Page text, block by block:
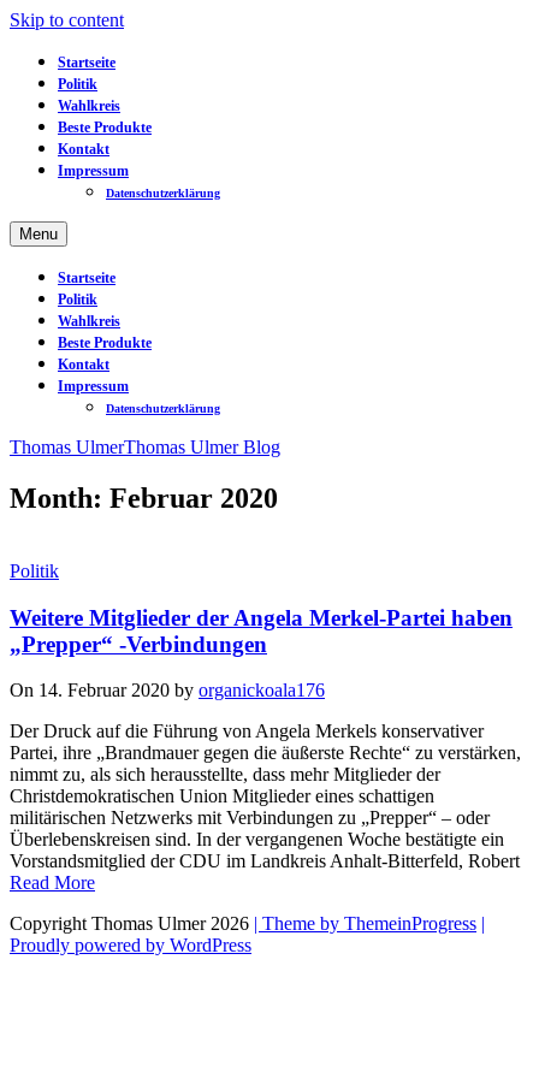
Skip to content
Startseite
Politik
Wahlkreis
Beste Produkte
Kontakt
Impressum
Datenschutzerklärung
Menu
Startseite
Politik
Wahlkreis
Beste Produkte
Kontakt
Impressum
Datenschutzerklärung
Thomas UlmerThomas Ulmer Blog
Month: Februar 2020
Politik
Weitere Mitglieder der Angela Merkel-Partei haben
„Prepper“ -Verbindungen
On 14. Februar 2020 by organickoala176
Der Druck auf die Führung von Angela Merkels konservativer
Partei, ihre „Brandmauer gegen die äußerste Rechte“ zu verstärken,
nimmt zu, als sich herausstellte, dass mehr Mitglieder der
Christdemokratischen Union Mitglieder eines schattigen
militärischen Netzwerks mit Verbindungen zu „Prepper“ – oder
Überlebenskreisen sind. In der vergangenen Woche bestätigte ein
Vorstandsmitglied der CDU im Landkreis Anhalt-Bitterfeld, Robert
Read More
Copyright Thomas Ulmer 2026 | Theme by ThemeinProgress |
Proudly powered by WordPress